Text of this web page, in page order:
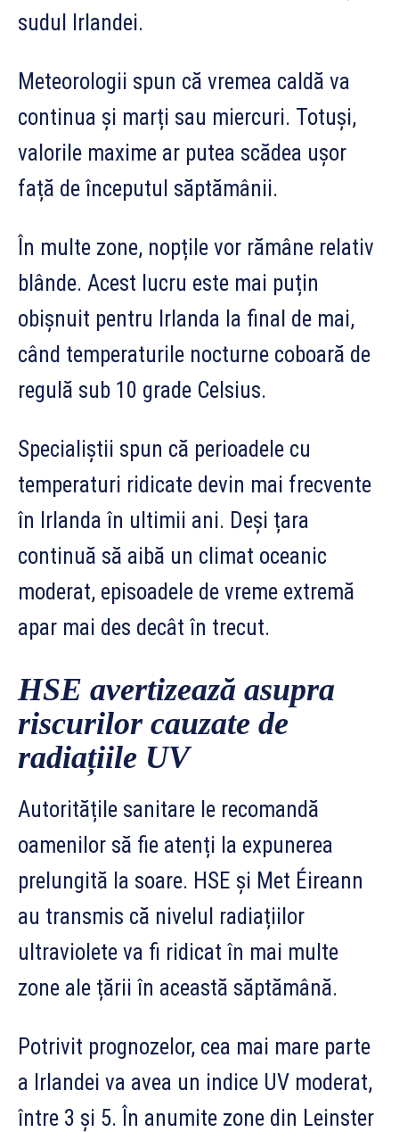
sudul Irlandei.
Meteorologii spun că vremea caldă va
continua și marți sau miercuri. Totuși,
valorile maxime ar putea scădea ușor
față de începutul săptămânii.
În multe zone, nopțile vor rămâne relativ
blânde. Acest lucru este mai puțin
obișnuit pentru Irlanda la final de mai,
când temperaturile nocturne coboară de
regulă sub 10 grade Celsius.
Specialiștii spun că perioadele cu
temperaturi ridicate devin mai frecvente
în Irlanda în ultimii ani. Deși țara
continuă să aibă un climat oceanic
moderat, episoadele de vreme extremă
apar mai des decât în trecut.
HSE avertizează asupra
riscurilor cauzate de
radiațiile UV
Autoritățile sanitare le recomandă
oamenilor să fie atenți la expunerea
prelungită la soare. HSE și Met Éireann
au transmis că nivelul radiațiilor
ultraviolete va fi ridicat în mai multe
zone ale țării în această săptămână.
Potrivit prognozelor, cea mai mare parte
a Irlandei va avea un indice UV moderat,
între 3 și 5. În anumite zone din Leinster